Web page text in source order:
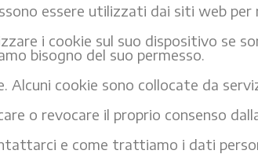
essere utilizzati dai siti web
i cookie sul suo dispositivo se
bisogno del suo permesso.
cookie sono collocate da
o revocare il proprio consenso
e come trattiamo i dati